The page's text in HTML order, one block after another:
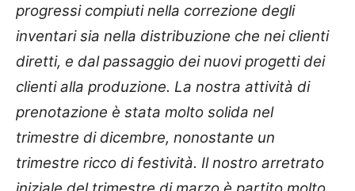
progressi compiuti nella correzione degli
inventari sia nella distribuzione che nei clienti
diretti, e dal passaggio dei nuovi progetti dei
clienti alla produzione. La nostra attività di
prenotazione è stata molto solida nel
trimestre di dicembre, nonostante un
trimestre ricco di festività. Il nostro arretrato